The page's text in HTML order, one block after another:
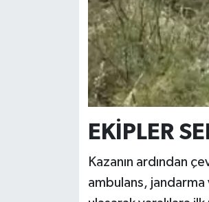
EKİPLER
Kazanın ardından
ambulans,